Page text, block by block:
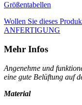
Größentabellen
Wollen Sie dieses
ANFERTIGUNG
Mehr Infos
Angenehme und
eine gute Belüftung auf
Material